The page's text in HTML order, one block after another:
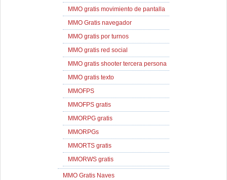
MMO gratis movimiento de pantalla
MMO Gratis navegador
MMO gratis por turnos
MMO gratis red social
MMO gratis shooter tercera persona
MMO gratis texto
MMOFPS
MMOFPS gratis
MMORPG gratis
MMORPGs
MMORTS gratis
MMORWS gratis
MMO Gratis Naves